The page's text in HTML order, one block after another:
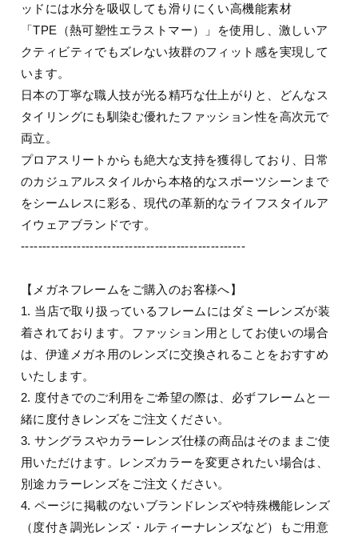
ッドには水分を吸収しても滑りにくい高機能素材
「TPE（熱可塑性エラストマー）」を使用し、激しいア
クティビティでもズレない抜群のフィット感を実現して
います。
日本の丁寧な職人技が光る精巧な仕上がりと、どんなス
タイリングにも馴染む優れたファッション性を高次元で
両立。
プロアスリートからも絶大な支持を獲得しており、日常
のカジュアルスタイルから本格的なスポーツシーンまで
をシームレスに彩る、現代の革新的なライフスタイルア
イウェアブランドです。
----------------------------------------------------
【メガネフレームをご購入のお客様へ】
1. 当店で取り扱っているフレームにはダミーレンズが装
着されております。ファッション用としてお使いの場合
は、伊達メガネ用のレンズに交換されることをおすすめ
いたします。
2. 度付きでのご利用をご希望の際は、必ずフレームと一
緒に度付きレンズをご注文ください。
3. サングラスやカラーレンズ仕様の商品はそのままご使
用いただけます。レンズカラーを変更されたい場合は、
別途カラーレンズをご注文ください。
4. ページに掲載のないブランドレンズや特殊機能レンズ
（度付き調光レンズ・ルティーナレンズなど）もご用意